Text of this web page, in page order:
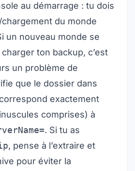
au démarrage : tu dois
du monde
un nouveau monde se
ton backup, c’est
un problème de
que le dossier dans
correspond exactement
comprises) à
. Si tu as
, pense à l’extraire et
pour éviter la